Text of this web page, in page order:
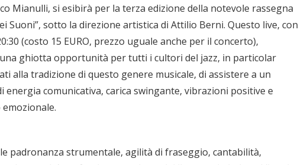
Mianulli, si esibirà per la terza edizione della notevole rassegna
Suoni”, sotto la direzione artistica di Attilio Berni. Questo live, con
(costo 15 EURO, prezzo uguale anche per il concerto),
ghiotta opportunità per tutti i cultori del jazz, in particolar
alla tradizione di questo genere musicale, di assistere a un
energia comunicativa, carica swingante, vibrazioni positive e
padronanza strumentale, agilità di fraseggio, cantabilità,